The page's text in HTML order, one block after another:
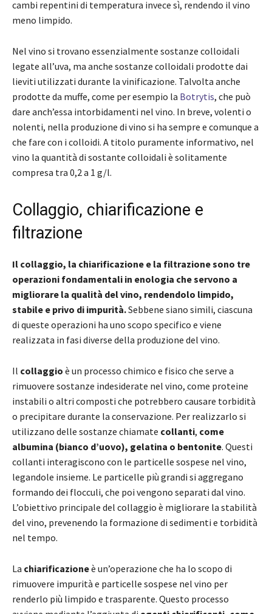
cambi repentini di temperatura invece sì, rendendo il vino
meno limpido.
Nel vino si trovano essenzialmente sostanze colloidali
legate all’uva, ma anche sostanze colloidali prodotte dai
lieviti utilizzati durante la vinificazione. Talvolta anche
prodotte da muffe, come per esempio la Botrytis, che può
dare anch’essa intorbidamenti nel vino. In breve, volenti o
nolenti, nella produzione di vino si ha sempre e comunque a
che fare con i colloidi. A titolo puramente informativo, nel
vino la quantità di sostante colloidali è solitamente
compresa tra 0,2 a 1 g/l.
Collaggio, chiarificazione e
filtrazione
Il collaggio, la chiarificazione e la filtrazione sono tre
operazioni fondamentali in enologia che servono a
migliorare la qualità del vino, rendendolo limpido,
stabile e privo di impurità.Sebbene siano simili, ciascuna
di queste operazioni ha uno scopo specifico e viene
realizzata in fasi diverse della produzione del vino.
Il collaggio è un processo chimico e fisico che serve a
rimuovere sostanze indesiderate nel vino, come proteine
instabili o altri composti che potrebbero causare torbidità
o precipitare durante la conservazione. Per realizzarlo si
utilizzano delle sostanze chiamate collanti, come
albumina (bianco d’uovo), gelatina o bentonite. Questi
collanti interagiscono con le particelle sospese nel vino,
legandole insieme. Le particelle più grandi si aggregano
formando dei flocculi, che poi vengono separati dal vino.
L’obiettivo principale del collaggio è migliorare la stabilità
del vino, prevenendo la formazione di sedimenti e torbidità
nel tempo.
La chiarificazioneè un’operazione che ha lo scopo di
rimuovere impurità e particelle sospese nel vino per
renderlo più limpido e trasparente. Questo processo